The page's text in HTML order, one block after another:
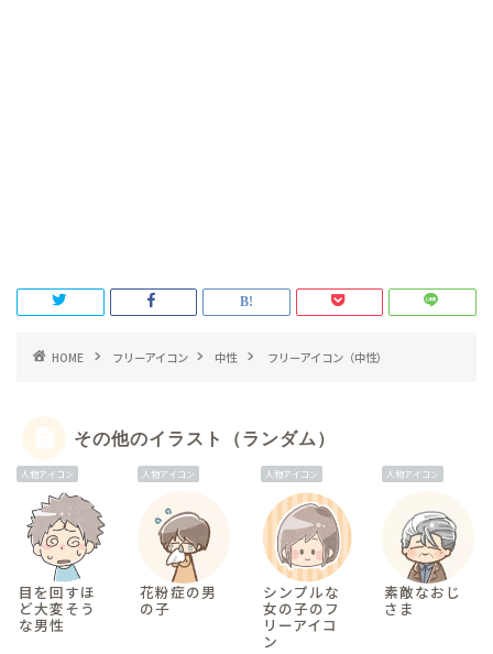
HOME フリーアイコン 中性 フリーアイコン（中性）
その他のイラスト（ランダム）
人物アイコン
目を回すほ
ど大変そう
な男性
人物アイコン
花粉症の男
の子
人物アイコン
シンプルな
女の子のフ
リーアイコ
ン
人物アイコン
素敵なおじ
さま